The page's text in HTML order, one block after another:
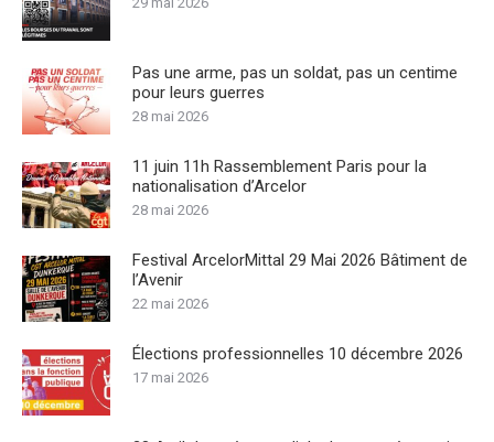
Pas une arme, pas un soldat, pas un centime
pour leurs guerres
28 mai 2026
11 juin 11h Rassemblement Paris pour la
nationalisation d’Arcelor
28 mai 2026
Festival ArcelorMittal 29 Mai 2026 Bâtiment de
l’Avenir
22 mai 2026
Élections professionnelles 10 décembre 2026
17 mai 2026